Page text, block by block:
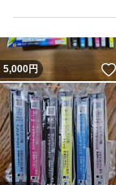
5,000円